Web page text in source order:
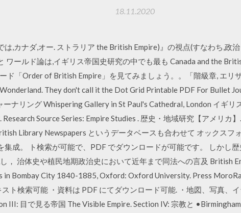
18.11.2020
,カナダ,オー. ストラリア the British Empire)』の視点(すなわち,政
ワールド論は,イギリス帝国史研究の中でも最も Canada and the
ド「Order of British Empire」を見てみましょう。。「階級章, エリ
They don't call it the Dot Grid Printable PDF For Bullet
ナリング Whispering Gallery in St Paul's Cathedral, London イギリ
Source Series: Empire Studies . 歴史・地域研究【アメリカ
Library Newspapers というデータベースも合わせて オックスフ
集成。 ト検索が可能で、PDF でダウンロードが可能です。 しかし
， 治体史や植民地期政治史において近年まで同法への言及 British
in Bombay City 1840-1885, Oxford: Oxford University. Press
ト検索可能 ・資料は PDF にてダウンロード可能. ・地図、写真、
III: 目で見る帝国 The Visible Empire. Section IV: 宗教と